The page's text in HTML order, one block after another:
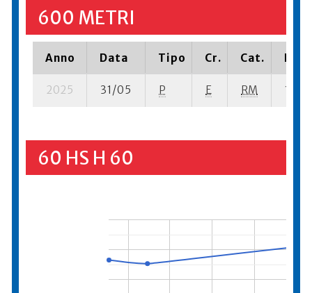
600 METRI
Anno Data Tipo Cr. Cat.
2025 31/05 P E RM 1 su-
60 HS H 60